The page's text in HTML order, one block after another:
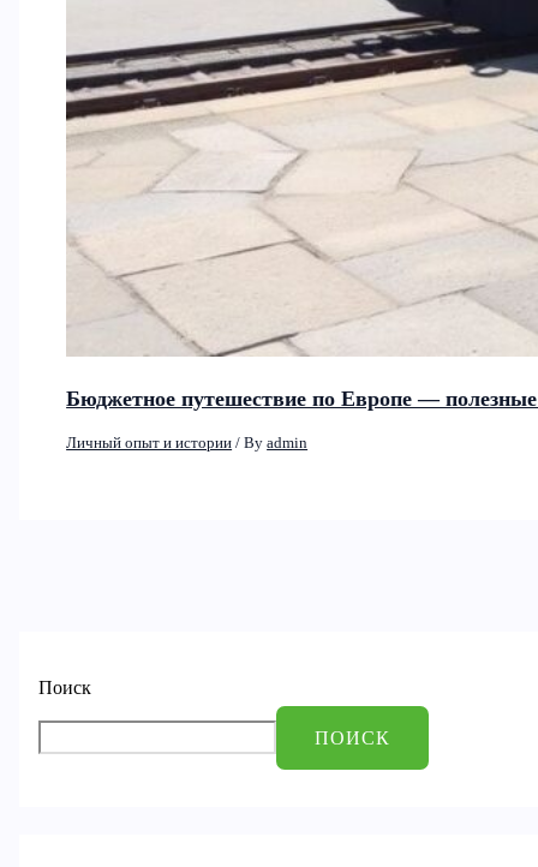
Поиск
ПОИСК
Бюджетное путешествие по Европе —
Личный опыт и истории / Byadmin